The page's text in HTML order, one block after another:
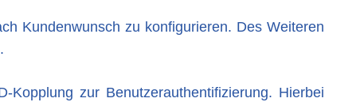
Kundenwunsch zu konfigurieren. Des Weiteren
zur Benutzerauthentifizierung. Hierbei